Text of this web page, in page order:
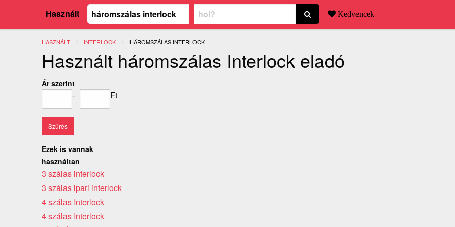
Használt Kedvencek
HASZNÁLT INTERLOCK JELENLEGI:
HÁROMSZÁLAS INTERLOCK
Használt háromszálas Interlock eladó
Ár szerint
- Ft
Ezek is vannak
használtan
3 szálas interlock
3 szálas ipari interlock
4 szálas Interlock
4 szálas Interlock